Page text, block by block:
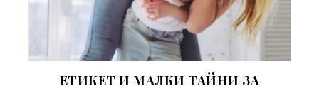
ЕТИКЕТ И МАЛКИ ТАЙНИ ЗА